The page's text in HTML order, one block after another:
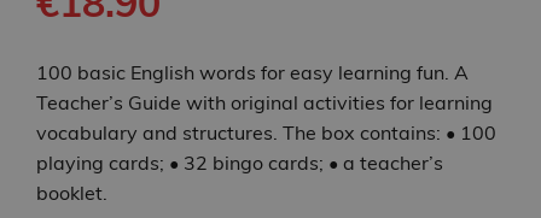
100 basic English words for easy learning fun. A
Teacher’s Guide with original activities for learning
vocabulary and structures. The box contains: • 100
playing cards; • 32 bingo cards; • a teacher’s
booklet.